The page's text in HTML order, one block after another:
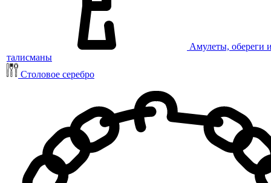
Амулеты, обереги
талисманы
Столовое серебро